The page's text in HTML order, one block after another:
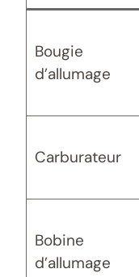
Bougie
d’allumage
Carburateur
Bobine
d’allumage